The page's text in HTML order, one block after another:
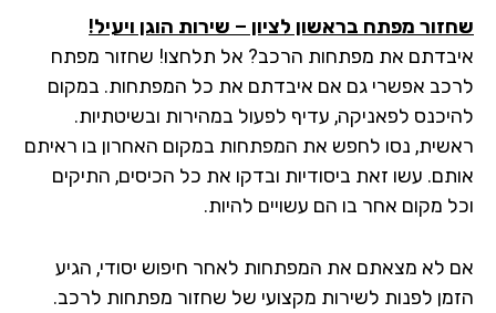
מפתח בראשון לציון – שירות הוגן ויעיל!
את מפתחות הרכב? אל תלחצו! שחזור מפתח
אפשרי גם אם איבדתם את כל המפתחות. במקום
לפאניקה, עדיף לפעול במהירות ובשיטתיות.
נסו לחפש את המפתחות במקום האחרון בו ראיתם
עשו זאת ביסודיות ובדקו את כל הכיסים, התיקים
מקום אחר בו הם עשויים להיות.
לא מצאתם את המפתחות לאחר חיפוש יסודי, הגיע
לפנות לשירות מקצועי של שחזור מפתחות לרכב.